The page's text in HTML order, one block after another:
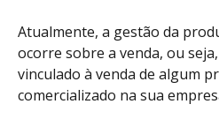
Atualmente, a gestão da
ocorre sobre a venda, ou
vinculado à venda de algum
comercializado na sua